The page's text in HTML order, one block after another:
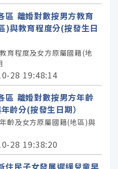
離婚對數按男方教育
)與教育程度分(按發生日
育程度及女方原屬國籍(地
28 19:48:14
離婚對數按男方年齡
齡分(按發生日期）
齡及女方原屬國籍(地區)與
28 19:38:20
民子女發展遲緩兒童早